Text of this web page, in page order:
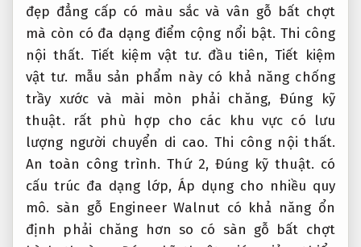
đẹp đẳng cấp có màu sắc và vân gỗ bất chợt
mà còn có đa dạng điểm cộng nổi bật. Thi công
nội thất. Tiết kiệm vật tư. đầu tiên, Tiết kiệm
vật tư. mẫu sản phẩm này có khả năng chống
trầy xước và mài mòn phải chăng, Đúng kỹ
thuật. rất phù hợp cho các khu vực có lưu
lượng người chuyển di cao.Thi công nội thất.
An toàn công trình. Thứ 2, Đúng kỹ thuật. có
cấu trúc đa dạng lớp, Áp dụng cho nhiều quy
mô. sàn gỗ Engineer Walnut có khả năng ổn
định phải chăng hơn so có sàn gỗ bất chợt